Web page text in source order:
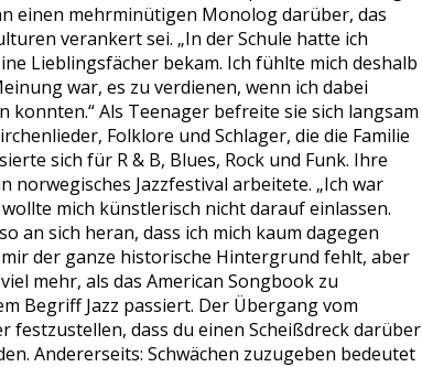
einen mehrminütigen Monolog darüber, das
verankert sei. „In der Schule hatte ich
Lieblingsfächer bekam. Ich fühlte mich deshalb
war, es zu verdienen, wenn ich dabei
Als Teenager befreite sie sich langsam
Folklore und Schlager, die die Familie
sich für R & B, Blues, Rock und Funk. Ihre
norwegisches Jazzfestival arbeitete. „Ich war
mich künstlerisch nicht darauf einlassen.
an sich heran, dass ich mich kaum dagegen
der ganze historische Hintergrund fehlt, aber
mehr, als das American Songbook zu
Begriff Jazz passiert. Der Übergang vom
festzustellen, dass du einen Scheißdreck darüber
Andererseits: Schwächen zuzugeben bedeutet